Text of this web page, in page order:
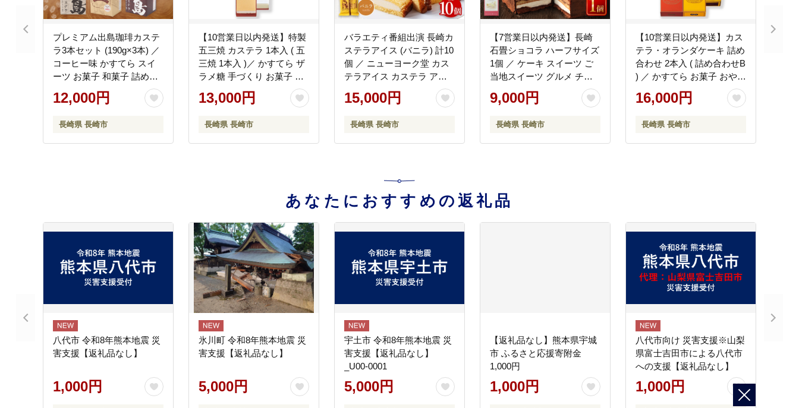
プレミアム出島珈琲カステ
ラ3本セット (190g×3本) ／
コーヒー味 かすてら スイ
ーツ お菓子 和菓子 詰め合
わせ ギフト 贈り物 長崎県
長崎
12,000円
長崎県 長崎市
【10営業日以内発送】特製
五三焼 カステラ 1本入 ( 五
三焼 1本入 )／ かすてら ザ
ラメ糖 手づくり お菓子 お
やつ お取り寄せ お土産 福
砂屋 ふくさや スイーツ 長
13,000円
長崎県 長崎市
バラエティ番組出演 長崎カ
ステラアイス (バニラ) 計10
個 ／ ニューヨーク堂 カス
テラアイス カステラ アイ
ス デザート スイーツ お菓
子 おやつ 冷凍 人気 ご当地
崎市
15,000円
長崎県 長崎市
【7営業日以内発送】長崎
石畳ショコラ ハーフサイズ
1個 ／ ケーキ スイーツ ご
当地スイーツ グルメ チョ
コ チョコレート グルメ
9,000円
長崎県 長崎市
【10営業日以内発送】カス
テラ・オランダケーキ 詰め
合わせ 2本入 ( 詰め合わせB
) ／ かすてら お菓子 おやつ
福砂屋 ふくさや カット済
お取り寄せ お土産 長崎県
16,000円
長崎県 長崎市
あなたにおすすめの返礼品
八代市 令和8年熊本地震 災
害支援【返礼品なし】
1,000円
氷川町 令和8年熊本地震 災
害支援【返礼品なし】
5,000円
宇土市 令和8年熊本地震 災
害支援【返礼品なし】
_U00-0001
5,000円
【返礼品なし】熊本県宇城
市 ふるさと応援寄附金
1,000円
1,000円
八代市向け 災害支援※山梨
県富士吉田市による八代市
への支援【返礼品なし】
1,000円